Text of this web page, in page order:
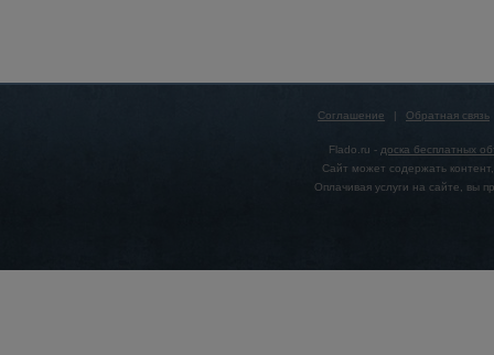
Соглашение | Обратная связь
Flado.ru - доска бесплатных
Сайт может содержать
Оплачивая услуги на сайте, вы